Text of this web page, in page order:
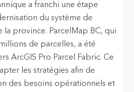
a franchi une étape
du système de
la province. ParcelMap BC, qui
de parcelles, a été
ArcGIS Pro Parcel Fabric. Ce
les stratégies afin de
des besoins opérationnels et